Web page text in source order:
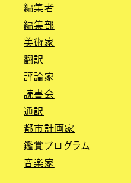
編集者
編集部
美術家
翻訳
評論家
読書会
通訳
都市計画家
鑑賞プログラム
音楽家